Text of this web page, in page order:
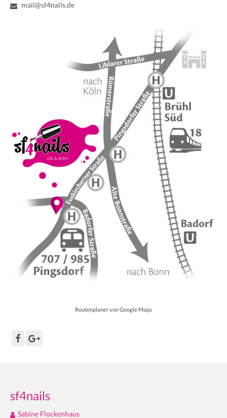
mail@sf4nails.de
Routenplaner von Google Maps
sf4nails
Sabine Flockenhaus